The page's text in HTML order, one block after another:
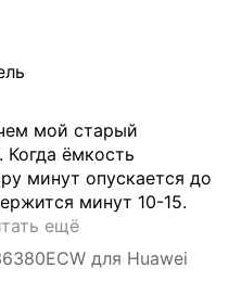
мой старый
Когда ёмкость
минут опускается до
минут 10-15.
ещё
для Huawei